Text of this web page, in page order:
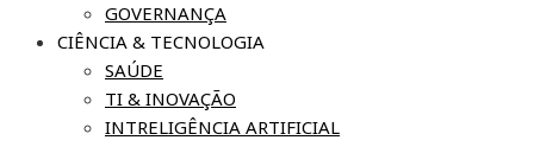
GOVERNANÇA
CIÊNCIA & TECNOLOGIA
SAÚDE
TI & INOVAÇÃO
INTRELIGÊNCIA ARTIFICIAL